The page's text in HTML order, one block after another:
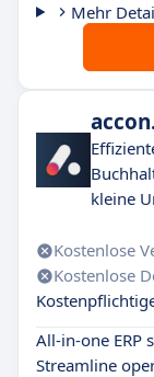
Mehr
kleine
Kostenlose
Kostenlose
All-in-one ERP
Streamline